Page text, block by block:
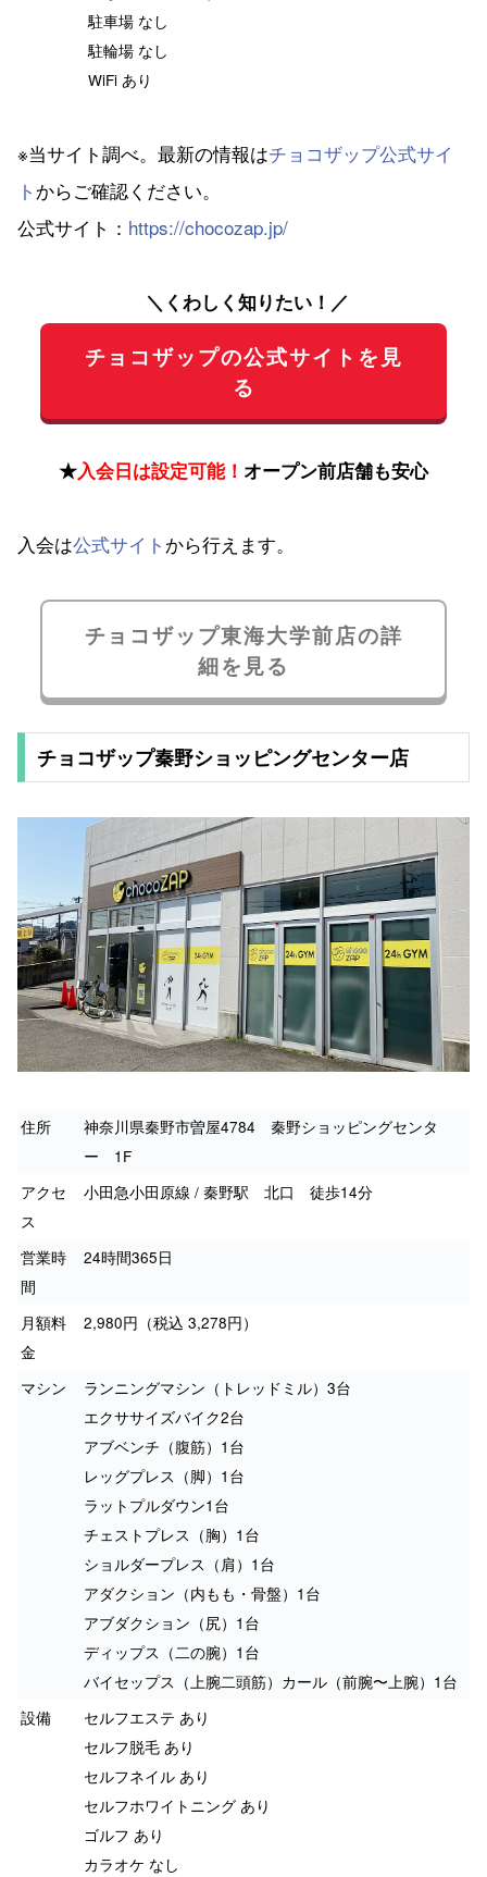
駐車場 なし
駐輪場 なし
WiFi あり
※当サイト調べ。最新の情報はチョコザップ公式サイ
ト からご確認ください。
公式サイト： https://chocozap.jp/
＼くわしく知りたい！／
チョコザップの公式サイトを見
る
★入会日は設定可能！ オープン前店舗も安心
入会は公式サイト から行えます。
チョコザップ東海大学前店の詳
細を見る
チョコザップ秦野ショッピングセンター店
住所
神奈川県秦野市曽屋4784 秦野ショッピングセンタ
ー 1F
アクセ
ス
小田急小田原線 / 秦野駅 北口 徒歩14分
営業時
間
24時間365日
月額料
金
2,980円（税込 3,278円）
マシン
ランニングマシン（トレッドミル）3台
エクササイズバイク2台
アブベンチ（腹筋）1台
レッグプレス（脚）1台
ラットプルダウン1台
チェストプレス（胸）1台
ショルダープレス（肩）1台
アダクション（内もも・骨盤）1台
アブダクション（尻）1台
ディップス（二の腕）1台
バイセップス（上腕二頭筋）カール（前腕〜上腕）1台
設備
セルフエステ あり
セルフ脱毛 あり
セルフネイル あり
セルフホワイトニング あり
ゴルフ あり
カラオケ なし